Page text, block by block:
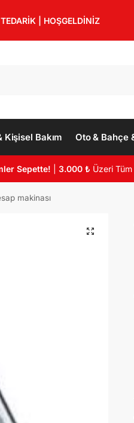
| HOŞGELDİNİZ
Kişisel Bakım Oto & Bahçe
Sepette! |3.000 ₺ Üzeri
makinası